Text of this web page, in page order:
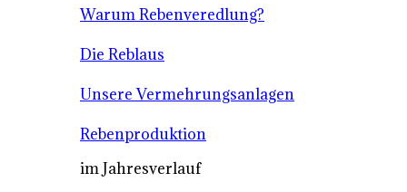
Warum Rebenveredlung?
Die Reblaus
Unsere Vermehrungsanlagen
Rebenproduktion
im Jahresverlauf